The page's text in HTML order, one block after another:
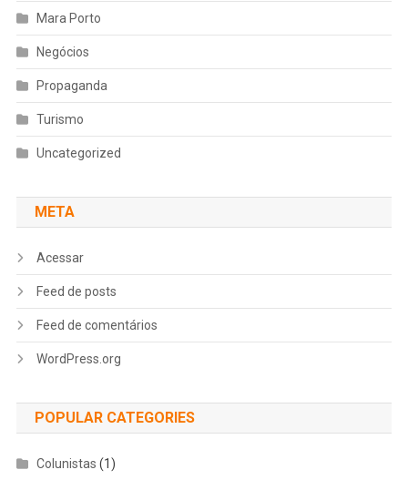
Mara Porto
Negócios
Propaganda
Turismo
Uncategorized
META
Acessar
Feed de posts
Feed de comentários
WordPress.org
POPULAR CATEGORIES
Colunistas (1)